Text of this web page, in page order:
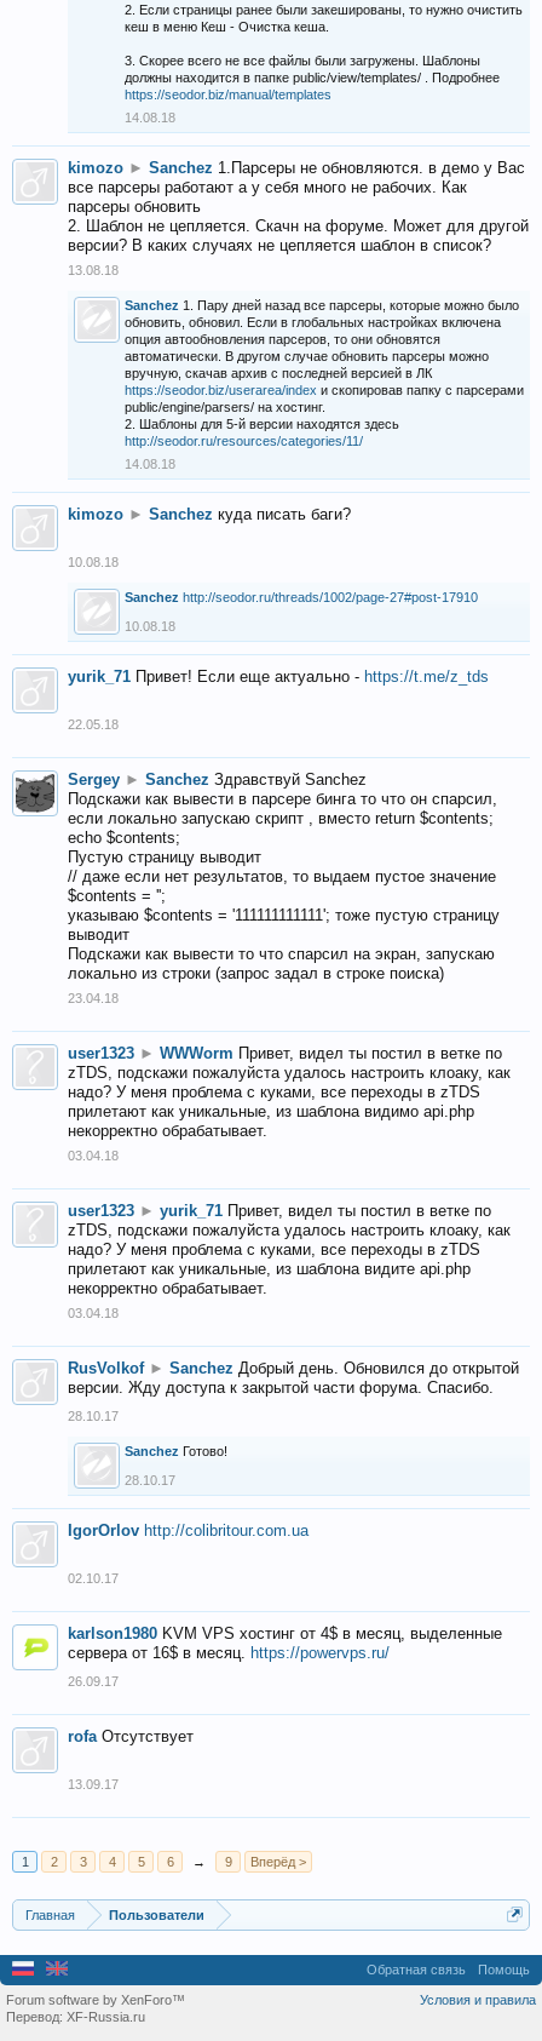
2. Если страницы ранее были закешированы, то нужно очистить
кеш в меню Кеш - Очистка кеша.
3. Скорее всего не все файлы были загружены. Шаблоны
должны находится в папке public/view/templates/ . Подробнее
https://seodor.biz/manual/templates
14.08.18
kimozo ► Sanchez 1.Парсеры не обновляются. в демо у Вас
все парсеры работают а у себя много не рабочих. Как
парсеры обновить
2. Шаблон не цепляется. Скачн на форуме. Может для другой
версии? В каких случаях не цепляется шаблон в список?
13.08.18
Sanchez 1. Пару дней назад все парсеры, которые можно было
обновить, обновил. Если в глобальных настройках включена
опция автообновления парсеров, то они обновятся
автоматически. В другом случае обновить парсеры можно
вручную, скачав архив с последней версией в ЛК
https://seodor.biz/userarea/index и скопировав папку с парсерами
public/engine/parsers/ на хостинг.
2. Шаблоны для 5-й версии находятся здесь
http://seodor.ru/resources/categories/11/
14.08.18
kimozo ► Sanchez куда писать баги?
10.08.18
Sanchez http://seodor.ru/threads/1002/page-27#post-17910
10.08.18
yurik_71 Привет! Если еще актуально - https://t.me/z_tds
22.05.18
Sergey ► Sanchez Здравствуй Sanchez
Подскажи как вывести в парсере бинга то что он спарсил,
если локально запускаю скрипт , вместо return $contents;
echo $contents;
Пустую страницу выводит
// даже если нет результатов, то выдаем пустое значение
$contents = '';
указываю $contents = '111111111111'; тоже пустую страницу
выводит
Подскажи как вывести то что спарсил на экран, запускаю
локально из строки (запрос задал в строке поиска)
23.04.18
user1323 ► WWWorm Привет, видел ты постил в ветке по
zTDS, подскажи пожалуйста удалось настроить клоаку, как
надо? У меня проблема с куками, все переходы в zTDS
прилетают как уникальные, из шаблона видимо api.php
некорректно обрабатывает.
03.04.18
user1323 ► yurik_71 Привет, видел ты постил в ветке по
zTDS, подскажи пожалуйста удалось настроить клоаку, как
надо? У меня проблема с куками, все переходы в zTDS
прилетают как уникальные, из шаблона видите api.php
некорректно обрабатывает.
03.04.18
RusVolkof ► Sanchez Добрый день. Обновился до открытой
версии. Жду доступа к закрытой части форума. Спасибо.
28.10.17
Sanchez Готово!
28.10.17
IgorOrlov http://colibritour.com.ua
02.10.17
karlson1980 KVM VPS хостинг от 4$ в месяц, выделенные
сервера от 16$ в месяц. https://powervps.ru/
26.09.17
rofa Отсутствует
13.09.17
1 2 3 4 5 6 → 9 Вперёд >
Главная Пользователи
Обратная связь Помощь
Условия и правила
Forum software by XenForo™
Перевод: XF-Russia.ru